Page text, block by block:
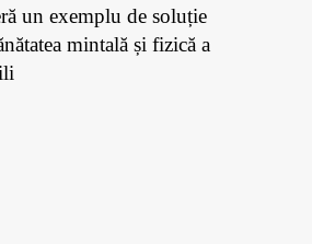
un exemplu de soluție
mintală și fizică a